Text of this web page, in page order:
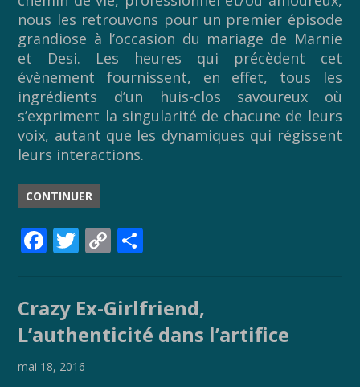
nous les retrouvons pour un premier épisode
grandiose à l’occasion du mariage de Marnie
et Desi. Les heures qui précèdent cet
évènement fournissent, en effet, tous les
ingrédients d’un huis-clos savoureux où
s’expriment la singularité de chacune de leurs
voix, autant que les dynamiques qui régissent
leurs interactions.
CONTINUER
F
b
o
o
T
er
C
p
y
Li
ta
g
er
Crazy Ex-Girlfriend,
L’authenticité dans l’artifice
mai 18, 2016